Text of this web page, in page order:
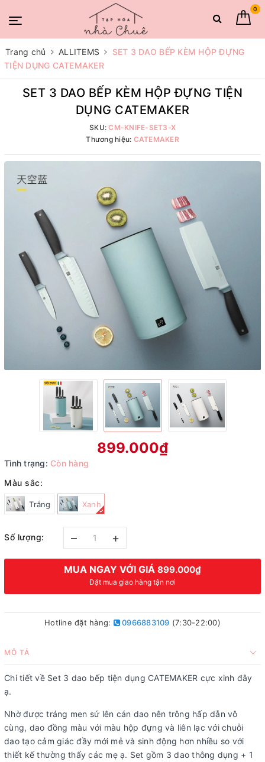
0
Trang chủ ALLITEMS
SET 3 DAO BẾP KÈM HỘP ĐỰNG
TIỆN DỤNG CATEMAKER
SET 3 DAO BẾP KÈM HỘP ĐỰNG TIỆN
DỤNG CATEMAKER
SKU:CM-KNIFE-SET3-X
Thương hiệu: CATEMAKER
899.000₫
Tình trạng: Còn hàng
Màu sắc:
Trắng Xanh
Số lượng: – +
MUA NGAY VỚI GIÁ 899.000₫
Đặt mua giao hàng tận nơi
Hotline đặt hàng: 0966883109 (7:30-22:00)
MÔ TẢ
Chi tiết về Set 3 dao bếp tiện dụng CATEMAKER cực xinh đây
ạ.
Nhờ được tráng men sứ lên cán dao nên trông hấp dẫn vô
cùng, dao đồng màu với màu hộp đựng và liên lạc với chuỗi
dao tạo cảm giác đầy mới mẻ và sinh động hơn nhiều so với
thiết kế thường thấy các mẹ ạ. Set gồm 3 dao thông dụng + 1